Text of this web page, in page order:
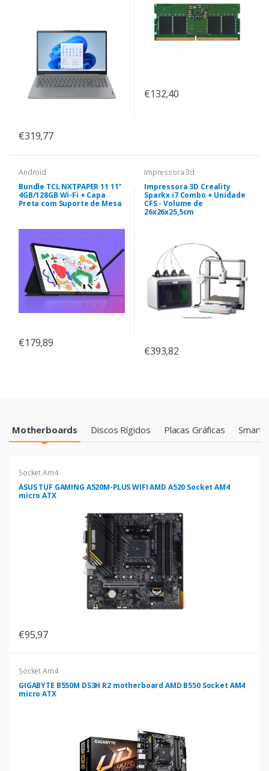
€319,77
€132,40
Android
Bundle TCL NXTPAPER 11 11"
4GB/128GB Wi-Fi + Capa
Preta com Suporte de Mesa
€179,89
Impressora 3d
Impressora 3D Creality
Sparkx i7 Combo + Unidade
CFS - Volume de
26x26x25,5cm
€393,82
Products Grid
Motherboards Discos Rígidos Placas Gráficas
Socket Am4
ASUS TUF GAMING A520M-PLUS WIFI AMD A520 Socket AM4
micro ATX
€95,97
Socket Am4
GIGABYTE B550M DS3H R2 motherboard AMD B550 Socket AM4
micro ATX